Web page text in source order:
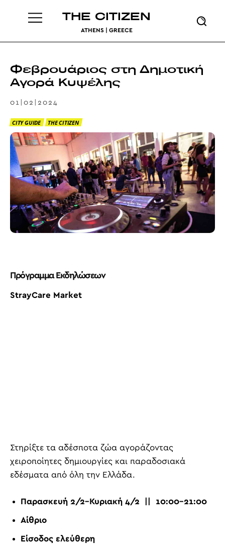
THE CITIZEN
ATHENS | GREECE
Φεβρουάριος στη Δημοτική
Αγορά Κυψέλης
01|02|2024
CITY GUIDE THE CITIZEN
Πρόγραμμα Εκδηλώσεων
StrayCare Market
Στηρίξτε τα αδέσποτα ζώα αγοράζοντας
χειροποίητες δημιουργίες και παραδοσιακά
εδέσματα από όλη την Ελλάδα.
Παρασκευή 2/2–Κυριακή 4/2 || 10:00-21:00
Αίθριο
Είσοδος ελεύθερη